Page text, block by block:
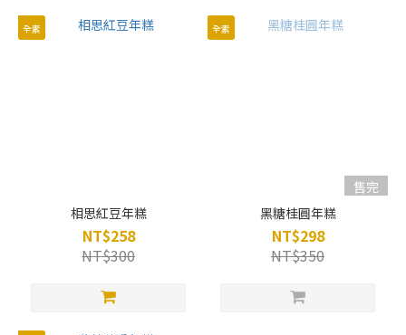
全素
相思紅豆年糕
NT$258
NT$300
全素
售完
黑糖桂圓年糕
NT$298
NT$350